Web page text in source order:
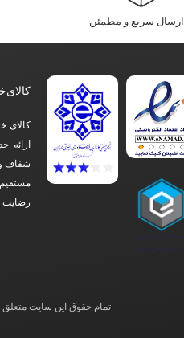
ارسال سریع و مطمئن​
کالای
ارائه
شفاف و
رضایت
تمام حقوق این سایت متعلق